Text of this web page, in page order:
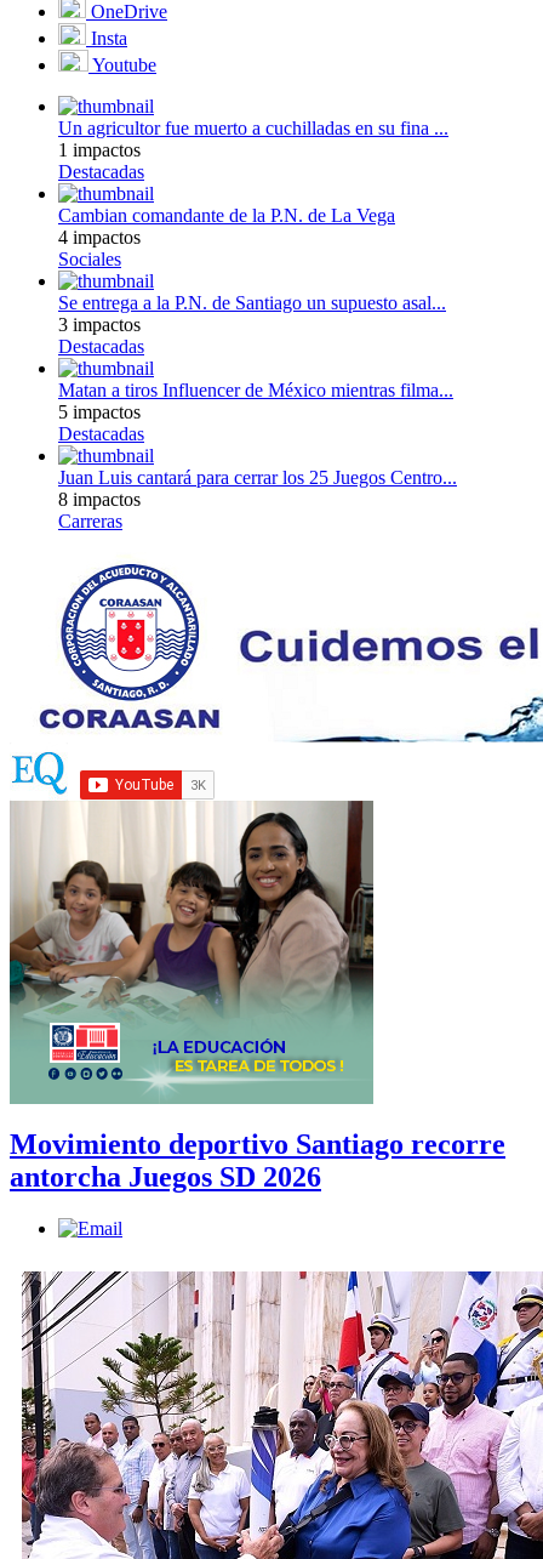
OneDrive
Insta
Youtube
Un agricultor fue muerto a cuchilladas en su fina ...
1 impactos
Destacadas
Cambian comandante de la P.N. de La Vega
4 impactos
Sociales
Se entrega a la P.N. de Santiago un supuesto asal...
3 impactos
Destacadas
Matan a tiros Influencer de México mientras filma...
5 impactos
Destacadas
Juan Luis cantará para cerrar los 25 Juegos Centro...
8 impactos
Carreras
Movimiento deportivo Santiago recorre
antorcha Juegos SD 2026